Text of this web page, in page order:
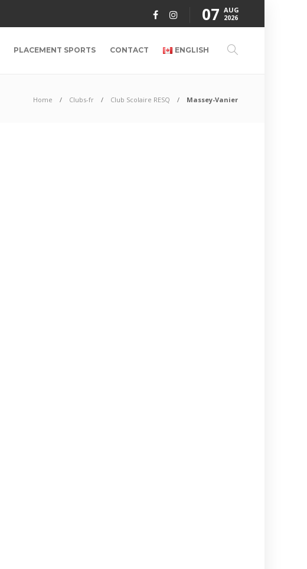
07 AUG
2026
PLACEMENT SPORTS CONTACT ENGLISH
Home Clubs-fr Club Scolaire RESQ Massey-Vanier